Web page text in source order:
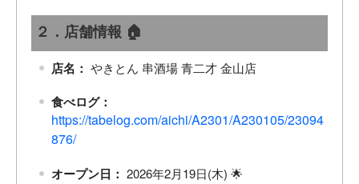
２．店舗情報 🏠
店名： やきとん 串酒場 青二才 金山店
食べログ：
https://tabelog.com/aichi/A2301/A230105/23094
876/
オープン日： 2026年2月19日(木) 🌟